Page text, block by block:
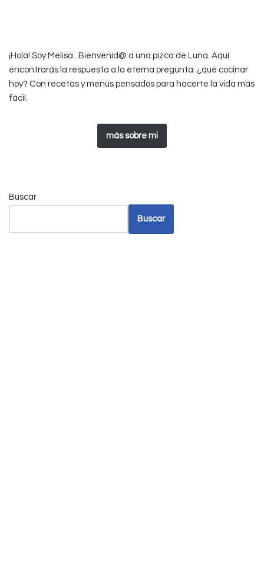
¡Hola! Soy Melisa.. Bienvenid@ a una pizca de Luna. Aquí
encontrarás la respuesta a la eterna pregunta: ¿qué cocinar
hoy? Con recetas y menús pensados para hacerte la vida más
fácil.
más sobre mi
Buscar
Buscar